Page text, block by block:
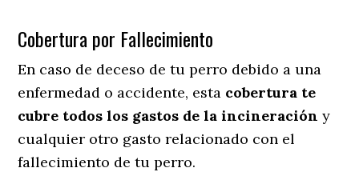
Cobertura por Fallecimiento
En caso de deceso de tu perro debido a una
enfermedad o accidente, esta cobertura te
cubre todos los gastos de la incineración y
cualquier otro gasto relacionado con el
fallecimiento de tu perro.